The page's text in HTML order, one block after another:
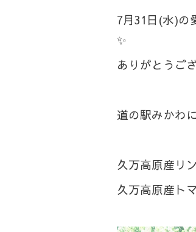
7月31日(水)の
✨
ありがとうご
道の駅みかわ
久万高原産リ
久万高原産ト